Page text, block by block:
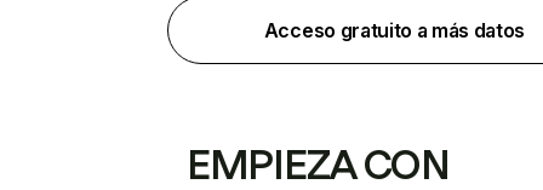
Acceso gratuito a más datos
EMPIEZA CON